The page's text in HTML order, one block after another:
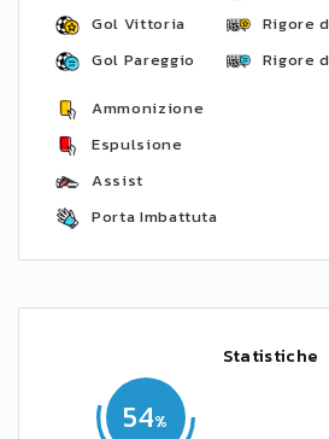
Gol Vittoria
Gol Pareggio
Rigore
Rigore
Ammonizione
Espulsione
Assist
Porta Imbattuta
Statistiche
54